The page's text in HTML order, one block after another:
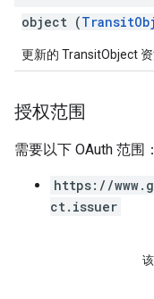
object (
更新的 TransitObject 资
授权范围
需要以下 OAuth 范围：
https://
ct.issuer